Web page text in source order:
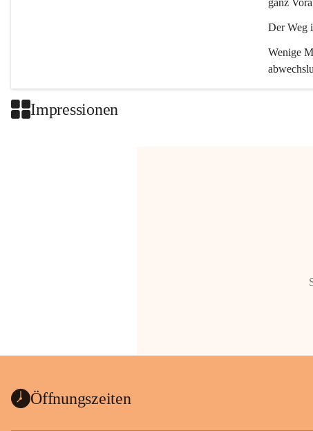
ganz
Der Weg
Wenige
Impressionen
Öffnungszeiten